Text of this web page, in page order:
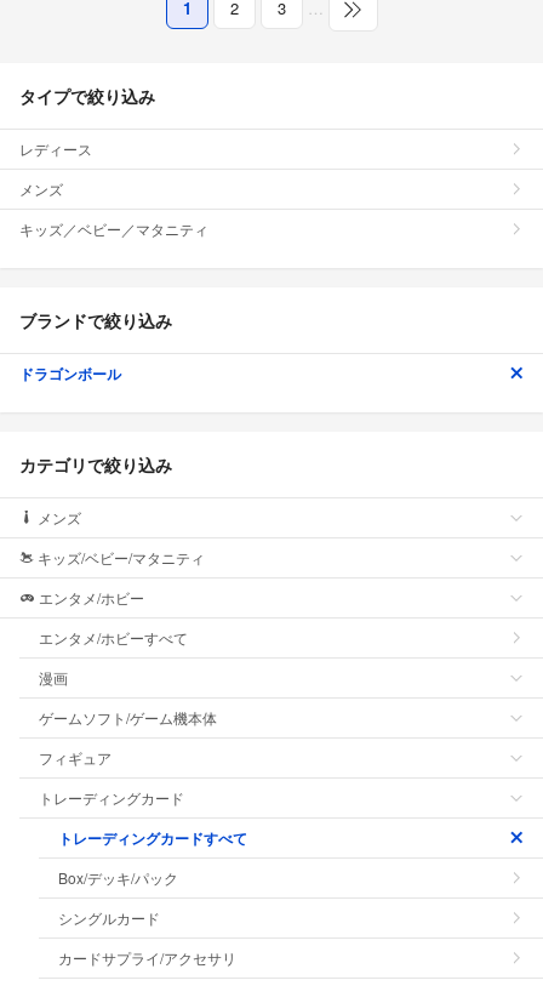
1 2 3 …
タイプで絞り込み
レディース
メンズ
キッズ／ベビー／マタニティ
ブランドで絞り込み
ドラゴンボール
カテゴリで絞り込み
メンズ
キッズ/ベビー/マタニティ
エンタメ/ホビー
エンタメ/ホビーすべて
漫画
ゲームソフト/ゲーム機本体
フィギュア
トレーディングカード
トレーディングカードすべて
Box/デッキ/パック
シングルカード
カードサプライ/アクセサリ